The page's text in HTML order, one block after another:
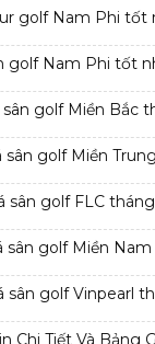
golf Nam Phi tốt
golf Nam Phi tốt
golf Miền Bắc
sân golf Miền
sân golf FLC
sân golf Miền
sân golf Vinpearl
Chi Tiết Và Bảng